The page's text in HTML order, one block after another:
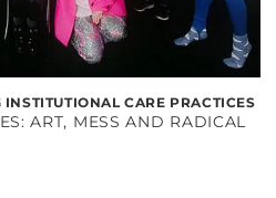
CARE PRACTICES
ART, MESS AND RADICAL